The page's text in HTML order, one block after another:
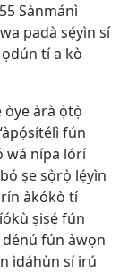
Sànmánì
padà sẹ́yìn sí
tí a kò
òye àrà ọ̀tọ̀
fún
wá nípa lórí
ṣe sọ̀rọ̀ lẹ́yìn
àkókò tí
ṣiṣẹ́ fún
fún àwọn
ìdáhùn sí irú